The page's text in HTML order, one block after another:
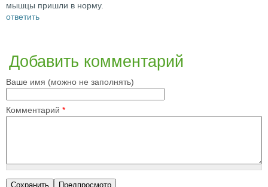
мышцы пришли в норму.
ответить
Добавить комментарий
Ваше имя (можно не заполнять)
Комментарий *